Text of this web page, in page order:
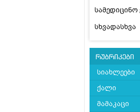
სხვადასხვა
რუბრიკები
სიახლეები
ქალი
მამაკაცი